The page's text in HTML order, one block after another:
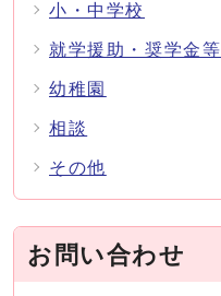
小・中学校
就学援助・奨学金等
幼稚園
相談
その他
お問い合わせ